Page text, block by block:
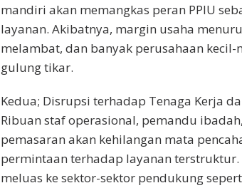
mandiri akan memangkas peran PPIU
layanan. Akibatnya, margin usaha
melambat, dan banyak perusahaan kecil-
gulung tikar.
Kedua; Disrupsi terhadap Tenaga Kerja
Ribuan staf operasional, pemandu
pemasaran akan kehilangan mata
permintaan terhadap layanan terstruktur.
meluas ke sektor-sektor pendukung